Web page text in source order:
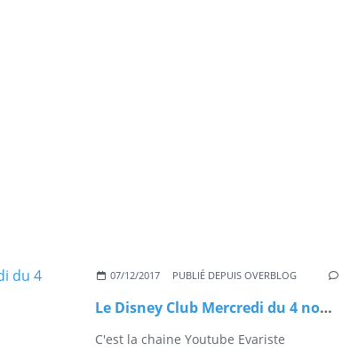
07/12/2017 PUBLIÉ DEPUIS OVERBLOG
Le Disney Club Mercredi du 4 novembre 1992
C'est la chaine Youtube Evariste